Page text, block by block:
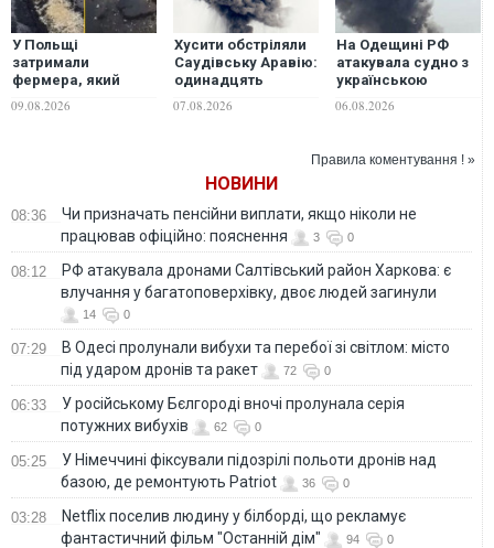
У Польщі
затримали
фермера, який
асфальт на дорозі
09.08.2026
Хусити обстріляли
Саудівську Аравію:
одинадцять
07.08.2026
На Одещині РФ
атакувала судно з
українською
загиблий, троє
06.08.2026
Правила коментування ! »
НОВИНИ
08:36
Чи призначать пенсійни виплати, якщо ніколи не
працював офіційно: пояснення
3 0
08:12
РФ атакувала дронами Салтівський район Харкова: є
влучання у багатоповерхівку, двоє людей загинули
14 0
07:29
В Одесі пролунали вибухи та перебої зі світлом: місто
під ударом дронів та ракет
72 0
06:33
У російському Бєлгороді вночі пролунала серія
потужних вибухів
62 0
05:25
У Німеччині фіксували підозрілі польоти дронів над
базою, де ремонтують Patriot
36 0
03:28
Netflix поселив людину у білборді, що рекламує
фантастичний фільм "Останній дім"
94 0